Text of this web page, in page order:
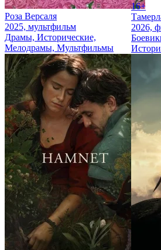
Роза Версаля
2025, мультфильм
Драмы, Исторические,
Мелодрамы, Мультфильмы
16+
2026,